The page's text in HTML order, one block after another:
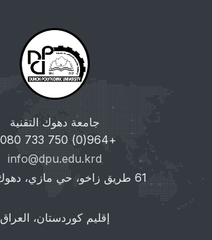
جامعة دهوك التقنية
+964(0) 750 733 2080
info@dpu.edu.krd
61 طريق زاخو، حي مازي، دهوك 1006،
إقليم كوردستان، العراق